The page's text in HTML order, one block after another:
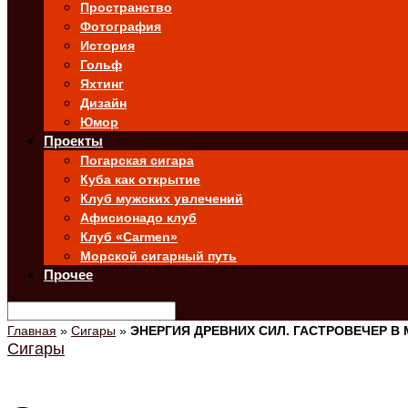
Пространство
Фотография
История
Гольф
Яхтинг
Дизайн
Юмор
Проекты
Погарская сигара
Куба как открытие
Клуб мужских увлечений
Афисионадо клуб
Клуб «Carmen»
Морской сигарный путь
Прочее
Главная » Сигары » ЭНЕРГИЯ ДРЕВНИХ СИЛ. ГАСТРОВЕЧЕР В
Сигары